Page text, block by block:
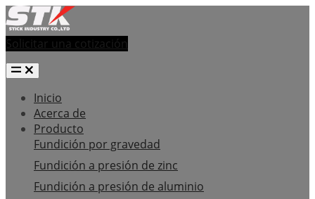
Solicitar una cotización
Inicio
Acerca de
Producto
Fundición por gravedad
Fundición a presión de zinc
Fundición a presión de aluminio